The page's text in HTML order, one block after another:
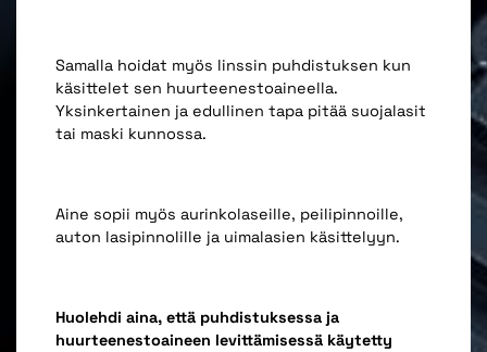
Samalla hoidat myös linssin puhdistuksen kun
käsittelet sen huurteenestoaineella.
Yksinkertainen ja edullinen tapa pitää suojalasit
tai maski kunnossa.
Aine sopii myös aurinkolaseille, peilipinnoille,
auton lasipinnolille ja uimalasien käsittelyyn.
Huolehdi aina, että puhdistuksessa ja
huurteenestoaineen levittämisessä käytetty